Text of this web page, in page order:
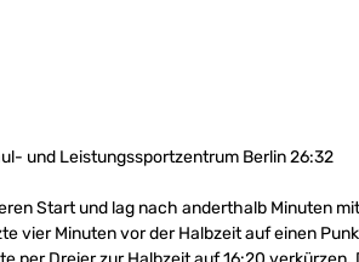
und Leistungssportzentrum Berlin 26:32
Start und lag nach anderthalb Minuten
vier Minuten vor der Halbzeit auf einen